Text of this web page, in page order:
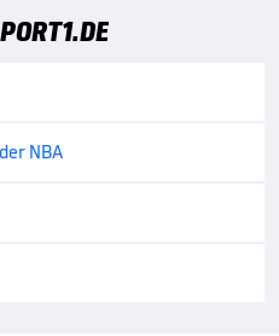
NBA